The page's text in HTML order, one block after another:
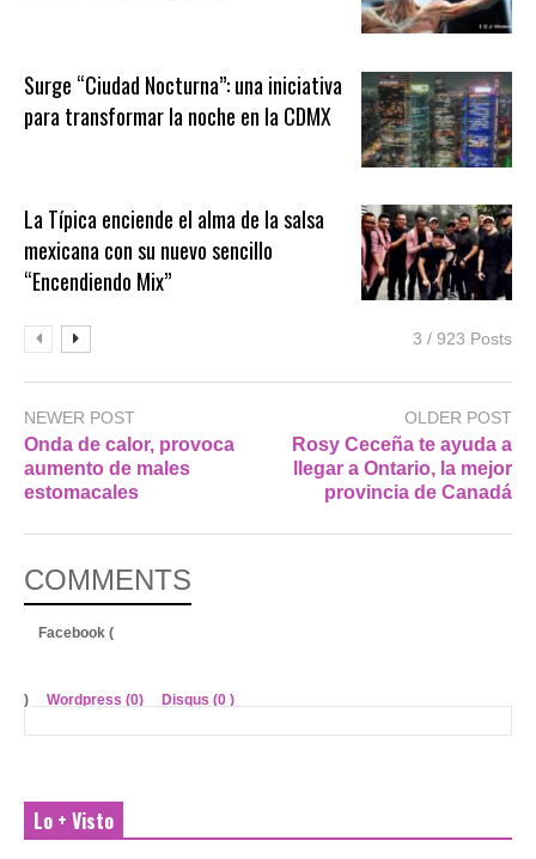
Surge “Ciudad Nocturna”: una iniciativa
para transformar la noche en la CDMX
La Típica enciende el alma de la salsa
mexicana con su nuevo sencillo
“Encendiendo Mix”
3 / 923 Posts
NEWER POST
Onda de calor, provoca
aumento de males
estomacales
OLDER POST
Rosy Ceceña te ayuda a
llegar a Ontario, la mejor
provincia de Canadá
COMMENTS
Facebook (
) Wordpress (0) Disqus (0 )
Lo + Visto